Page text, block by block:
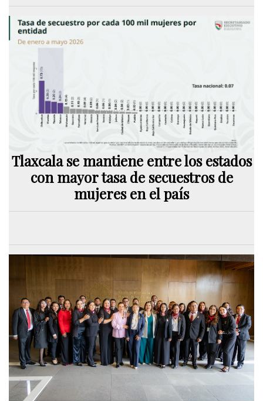
Tlaxcala se mantiene entre los estados
con mayor tasa de secuestros de
mujeres en el país